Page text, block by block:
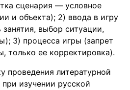
сценария — условное
и объекта); 2) ввода в игру
выбор ситуации,
3) процесса игры (запрет
только ее корректировка).
проведения литературной
изучении русской